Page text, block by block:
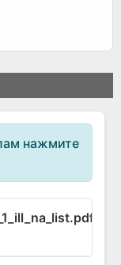
нажмите